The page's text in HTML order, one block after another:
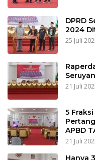
DPRD
2024
25 Juli
Seruyan
21 Juli
5
APBD
21 Juli
Hanya